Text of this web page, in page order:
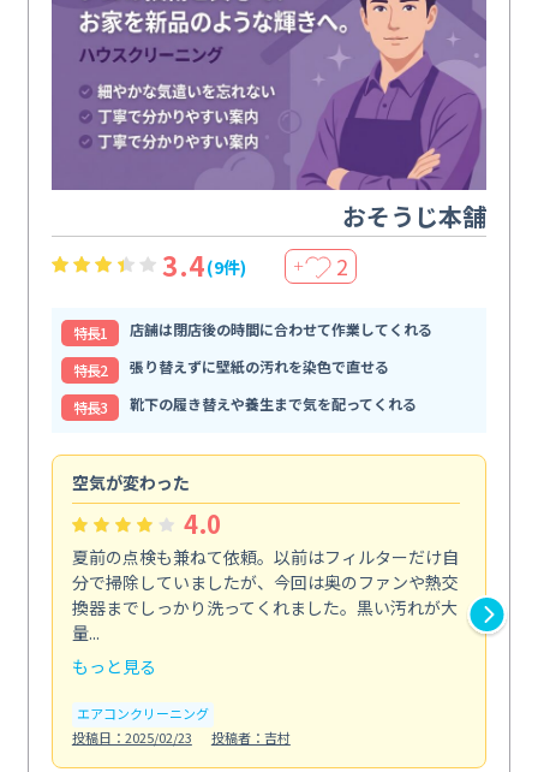
おそうじ本舗
3.4(9件) ＋ 2
特⻑1
店舗は閉店後の時間に合わせて作業してくれる
特⻑2
張り替えずに壁紙の汚れを染色で直せる
特⻑3
靴下の履き替えや養生まで気を配ってくれる
空気が変わった
4.0
夏前の点検も兼ねて依頼。以前はフィルターだけ自
分で掃除していましたが、今回は奥のファンや熱交
換器までしっかり洗ってくれました。黒い汚れが大
量...
もっと見る
エアコンクリーニング
投稿日：2025/02/23
投稿者：吉村